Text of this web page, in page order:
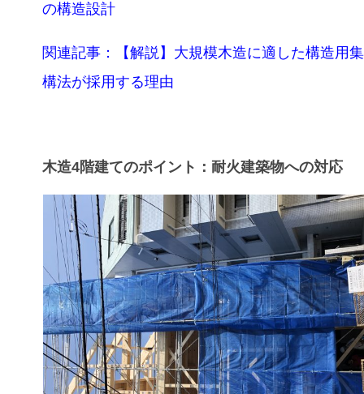
の構造設計
関連記事：【解説】大規模木造に適した構造用
構法が採用する理由
木造4階建てのポイント：耐火建築物への対応